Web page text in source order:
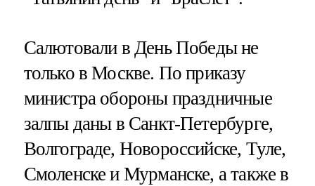
Салютовали в День Победы не
только в Москве. По приказу
министра обороны праздничные
залпы даны в Санкт-Петербурге,
Волгограде, Новороссийске, Туле,
Смоленске и Мурманске, а также в